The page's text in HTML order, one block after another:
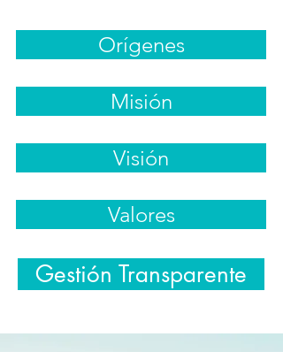
Orígenes
Misión
Visión
Valores
Gestión Transparente